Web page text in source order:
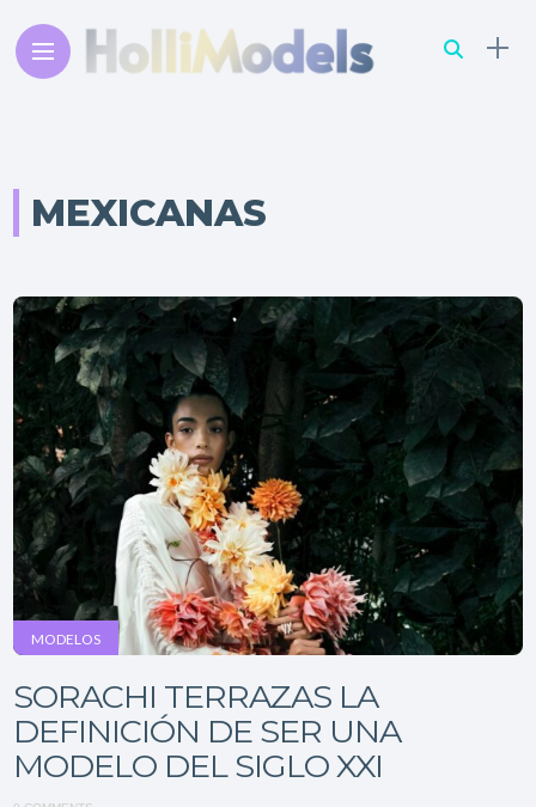
MEXICANAS
MODELOS
SORACHI TERRAZAS LA
DEFINICIÓN DE SER UNA
MODELO DEL SIGLO XXI